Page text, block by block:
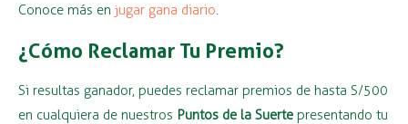
Conoce más en jugar gana diario.
¿Cómo Reclamar Tu Premio?
Si resultas ganador, puedes reclamar premios de hasta S/500
en cualquiera de nuestros Puntos de la Suerte presentando tu